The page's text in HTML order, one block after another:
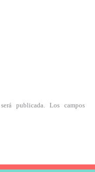
publicada. Los campos